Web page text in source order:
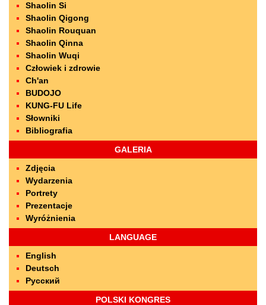
Shaolin Si
Shaolin Qigong
Shaolin Rouquan
Shaolin Qinna
Shaolin Wuqi
Człowiek i zdrowie
Ch'an
BUDOJO
KUNG-FU Life
Słowniki
Bibliografia
GALERIA
Zdjęcia
Wydarzenia
Portrety
Prezentacje
Wyróżnienia
LANGUAGE
English
Deutsch
Русский
POLSKI KONGRES